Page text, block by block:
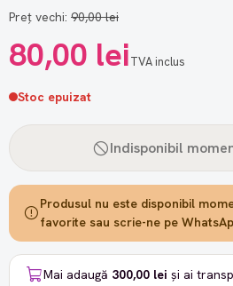
Preț vechi: 90,00 lei
80,00 leiTVA inclus
Stoc epuizat
Indisponibil
Produsul nu este disponibil
favorite sau scrie-ne pe
Mai adaugă 300,00 lei și ai